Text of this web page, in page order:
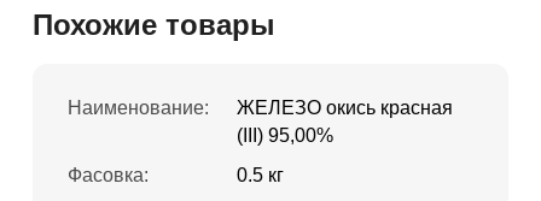
Похожие товары
Наименование:
ЖЕЛЕЗО окись красная
(III) 95,00%
Фасовка:
0.5 кг